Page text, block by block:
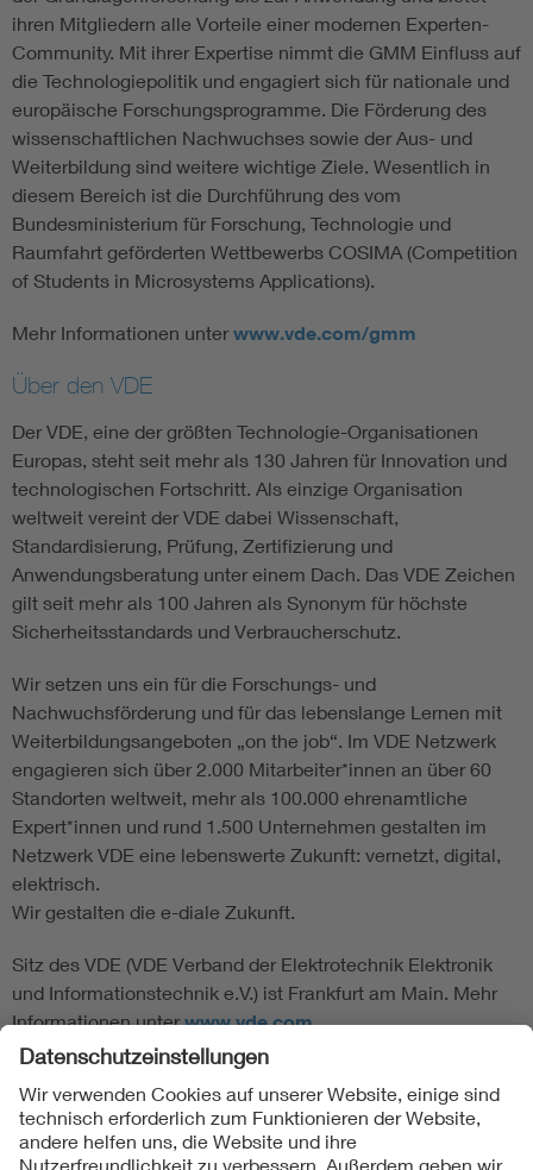
ihren Mitgliedern alle Vorteile einer modernen Experten-
Community. Mit ihrer Expertise nimmt die GMM Einfluss auf
die Technologiepolitik und engagiert sich für nationale und
europäische Forschungsprogramme. Die Förderung des
wissenschaftlichen Nachwuchses sowie der Aus- und
Weiterbildung sind weitere wichtige Ziele. Wesentlich in
diesem Bereich ist die Durchführung des vom
Bundesministerium für Forschung, Technologie und
Raumfahrt geförderten Wettbewerbs COSIMA (Competition
of Students in Microsystems Applications).
Mehr Informationen unterwww.vde.com/gmm
Über den VDE
Der VDE, eine der größten Technologie-Organisationen
Europas, steht seit mehr als 130 Jahren für Innovation und
technologischen Fortschritt. Als einzige Organisation
weltweit vereint der VDE dabei Wissenschaft,
Standardisierung, Prüfung, Zertifizierung und
Anwendungsberatung unter einem Dach. Das VDE Zeichen
gilt seit mehr als 100 Jahren als Synonym für höchste
Sicherheitsstandards und Verbraucherschutz.
Wir setzen uns ein für die Forschungs- und
Nachwuchsförderung und für das lebenslange Lernen mit
Weiterbildungsangeboten „on the job“. Im VDE Netzwerk
engagieren sich über 2.000 Mitarbeiter*innen an über 60
Standorten weltweit, mehr als 100.000 ehrenamtliche
Expert*innen und rund 1.500 Unternehmen gestalten im
Netzwerk VDE eine lebenswerte Zukunft: vernetzt, digital,
elektrisch.
Wir gestalten die e-diale Zukunft.
Sitz des VDE (VDE Verband der Elektrotechnik Elektronik
und Informationstechnik e.V.) ist Frankfurt am Main. Mehr
Informationen unterwww.vde.com
Folgen Sie uns